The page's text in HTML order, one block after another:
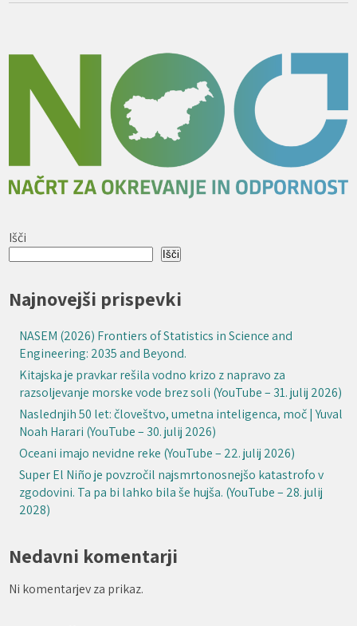
Išči
Išči
Najnovejši prispevki
NASEM (2026) Frontiers of Statistics in Science and
Engineering: 2035 and Beyond.
Kitajska je pravkar rešila vodno krizo z napravo za
razsoljevanje morske vode brez soli (YouTube – 31. julij 2026)
Naslednjih 50 let: človeštvo, umetna inteligenca, moč | Yuval
Noah Harari (YouTube – 30. julij 2026)
Oceani imajo nevidne reke (YouTube – 22. julij 2026)
Super El Niño je povzročil najsmrtonosnejšo katastrofo v
zgodovini. Ta pa bi lahko bila še hujša. (YouTube – 28. julij
2028)
Nedavni komentarji
Ni komentarjev za prikaz.